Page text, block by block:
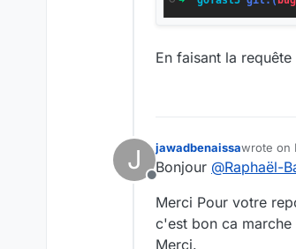
En faisant la
J
Offline
jawadbenaissawrote on
last
Bonjour @Raphaël-
Merci Pour votre
c'est bon ca marche
Merci.